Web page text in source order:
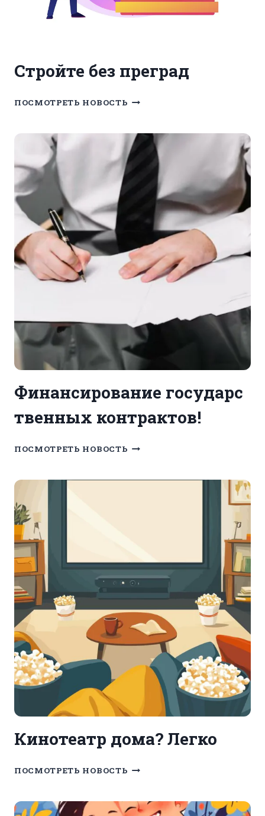
Стройте без преград
ПОСМОТРЕТЬ НОВОСТЬ СТРОЙТЕ
Финансирование государс
твенных контрактов!
ПОСМОТРЕТЬ НОВОСТЬ ФИНАНСИРОВАНИЕ
Кинотеатр дома? Легко
ПОСМОТРЕТЬ НОВОСТЬ КИНОТЕАТР